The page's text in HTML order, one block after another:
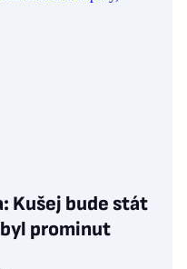
Kušej bude stát
prominut